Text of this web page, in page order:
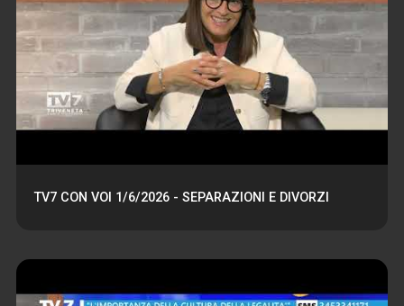
TV7 CON VOI 1/6/2026 - SEPARAZIONI E DIVORZI